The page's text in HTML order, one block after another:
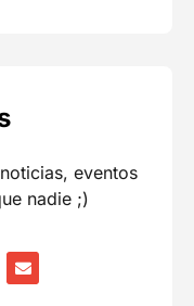
eventos
nadie ;)